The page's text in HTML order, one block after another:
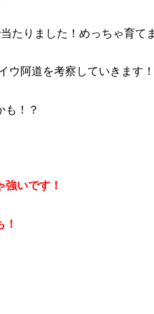
たりました！めっちゃ育て
ウ阿道を考察していきます！
も！？
強いです！